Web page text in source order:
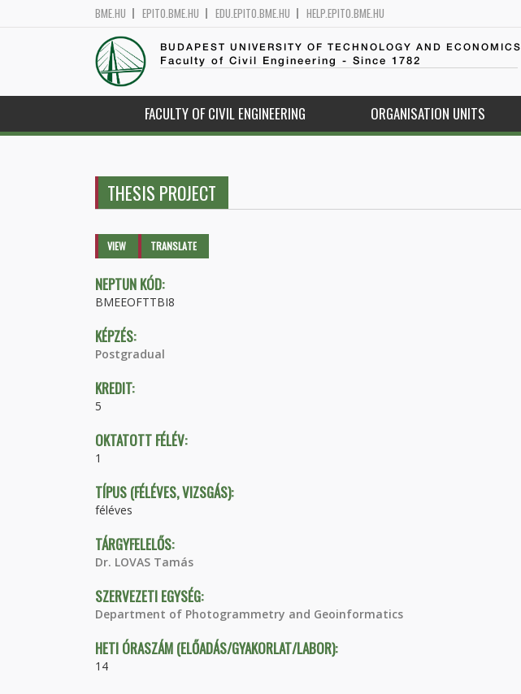
BME.HU EPITO.BME.HU EDU.EPITO.BME.HU HELP.EPITO.BME.HU
BUDAPEST UNIVERSITY OF TECHNOLOGY AND ECONOMICS
Faculty of Civil Engineering - Since 1782
FACULTY OF CIVIL ENGINEERING ORGANISATION UNITS
THESIS PROJECT
Primary tabs
VIEW (ACTIVETRANSLATE
NEPTUN KÓD:
BMEEOFTTBI8
KÉPZÉS:
Postgradual
KREDIT:
5
OKTATOTT FÉLÉV:
1
TÍPUS (FÉLÉVES, VIZSGÁS):
féléves
TÁRGYFELELŐS:
Dr. LOVAS Tamás
SZERVEZETI EGYSÉG:
Department of Photogrammetry and Geoinformatics
HETI ÓRASZÁM (ELŐADÁS/GYAKORLAT/LABOR):
14